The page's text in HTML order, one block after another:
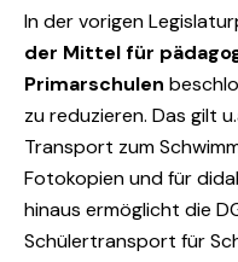
In der vorigen
der Mittel für
Primarschulen
zu reduzieren. Das gilt
Transport zum
Fotokopien und für
hinaus ermöglicht die
Schülertransport für